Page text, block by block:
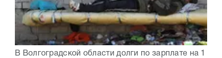
В Волгоградской области долги по зарплате на 1